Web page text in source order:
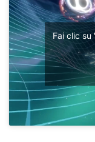
Fai clic